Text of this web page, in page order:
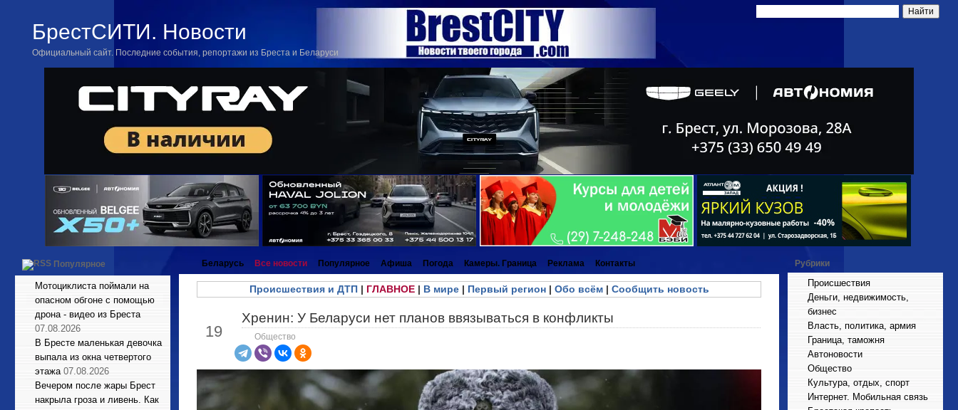
БрестСИТИ. Новости
Официальный сайт. Последние события, репортажи из Бреста и Беларуси
Популярное
Мотоциклиста поймали на
опасном обгоне с помощью
дрона - видео из Бреста
07.08.2026
В Бресте маленькая девочка
выпала из окна четвертого
этажа 07.08.2026
Вечером после жары Брест
накрыла гроза и ливень. Как
Беларусь Все новости Популярное Афиша Погода Камеры. Граница Реклама Контакты
Происшествия и ДТП| ГЛАВНОЕ| В мире| Первый регион| Обо всём| Сообщить новость
19
Хренин: У Беларуси нет планов ввязываться в конфликты
Общество
Рубрики
Происшествия
Деньги, недвижимость,
бизнес
Власть, политика, армия
Граница, таможня
Автоновости
Общество
Культура, отдых, спорт
Интернет. Мобильная связь